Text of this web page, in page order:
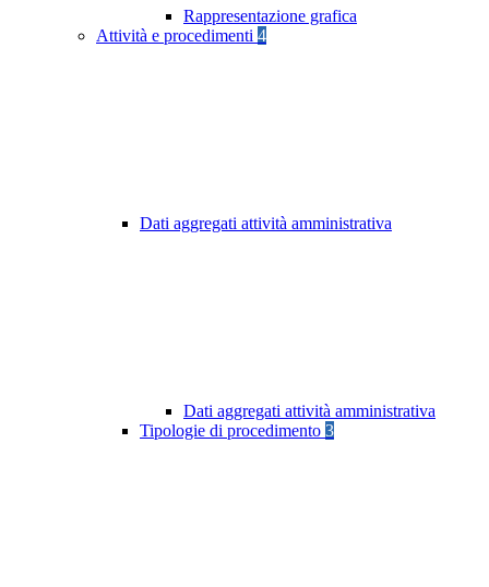
Rappresentazione grafica
Attività e procedimenti 4
Dati aggregati attività amministrativa
Dati aggregati attività amministrativa
Tipologie di procedimento 3